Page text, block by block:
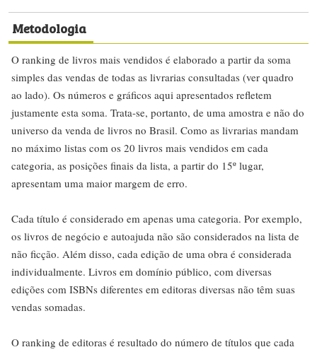
Metodologia
O ranking de livros mais vendidos é elaborado a partir da soma
simples das vendas de todas as livrarias consultadas (ver quadro
ao lado). Os números e gráficos aqui apresentados refletem
justamente esta soma. Trata-se, portanto, de uma amostra e não do
universo da venda de livros no Brasil. Como as livrarias mandam
no máximo listas com os 20 livros mais vendidos em cada
categoria, as posições finais da lista, a partir do 15º lugar,
apresentam uma maior margem de erro.
Cada título é considerado em apenas uma categoria. Por exemplo,
os livros de negócio e autoajuda não são considerados na lista de
não ficção. Além disso, cada edição de uma obra é considerada
individualmente. Livros em domínio público, com diversas
edições com ISBNs diferentes em editoras diversas não têm suas
vendas somadas.
O ranking de editoras é resultado do número de títulos que cada